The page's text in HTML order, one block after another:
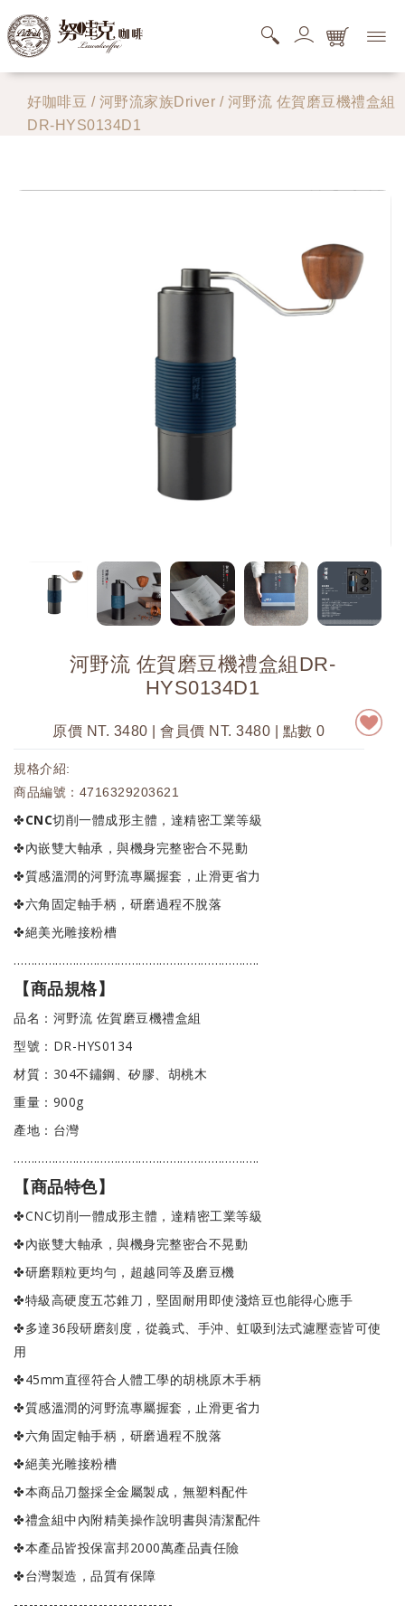
好咖啡豆 / 河野流家族Driver / 河野流 佐賀磨豆機禮盒組
DR-HYS0134D1
河野流 佐賀磨豆機禮盒組DR-
HYS0134D1
原價 NT. 3480 | 會員價 NT. 3480 | 點數 0
規格介紹:
商品編號：4716329203621
✤CNC切削一體成形主體，達精密工業等級
✤內嵌雙大軸承，與機身完整密合不晃動
✤質感溫潤的河野流專屬握套，止滑更省力
✤六角固定軸手柄，研磨過程不脫落
✤絕美光雕接粉槽
……………………………………………………………..
【商品規格】
品名：河野流 佐賀磨豆機禮盒組
型號：DR-HYS0134
材質：304不鏽鋼、矽膠、胡桃木
重量：900g
產地：台灣
……………………………………………………………..
【商品特色】
✤CNC切削一體成形主體，達精密工業等級
✤內嵌雙大軸承，與機身完整密合不晃動
✤研磨顆粒更均勻，超越同等及磨豆機
✤特級高硬度五芯錐刀，堅固耐用即使淺焙豆也能得心應手
✤多達36段研磨刻度，從義式、手沖、虹吸到法式濾壓壼皆可使
用
✤45mm直徑符合人體工學的胡桃原木手柄
✤質感溫潤的河野流專屬握套，止滑更省力
✤六角固定軸手柄，研磨過程不脫落
✤絕美光雕接粉槽
✤本商品刀盤採全金屬製成，無塑料配件
✤禮盒組中內附精美操作說明書與清潔配件
✤本產品皆投保富邦2000萬產品責任險
✤台灣製造，品質有保障
--------------------------------
購物商品清單